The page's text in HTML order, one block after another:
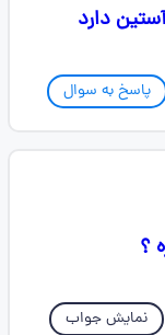
دارد
پاسخ به سوال
نمایش جواب